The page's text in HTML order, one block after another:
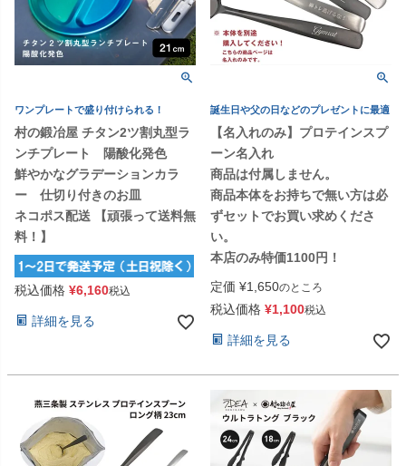
ワンプレートで盛り付けられる！
村の鍛冶屋 チタン2ツ割丸型ラ
ンチプレート 陽酸化発色
鮮やかなグラデーションカラ
ー 仕切り付きのお皿
ネコポス配送 【頑張って送料無
料！】
税込価格 ¥6,160税込
詳細を見る
誕生日や父の日などのプレゼントに最適
【名入れのみ】プロテインスプ
ーン名入れ
商品は付属しません。
商品本体をお持ちで無い方は必
ずセットでお買い求めくださ
い。
本店のみ特価1100円！
定価 ¥1,650のところ
税込価格 ¥1,100税込
詳細を見る